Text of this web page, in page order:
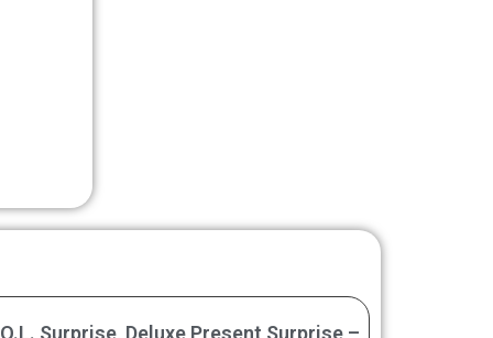
Surprise, Deluxe Present Surprise –